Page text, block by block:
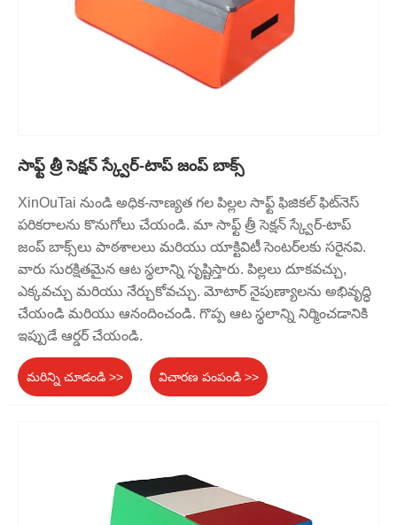
సాఫ్ట్ త్రీ సెక్షన్ స్క్వేర్-టాప్ జంప్ బాక్స్
XinOuTai నుండి అధిక-నాణ్యత గల పిల్లల సాఫ్ట్ ఫిజికల్ ఫిట్‌నెస్
పరికరాలను కొనుగోలు చేయండి. మా సాఫ్ట్ త్రీ సెక్షన్ స్క్వేర్-టాప్
జంప్ బాక్స్‌లు పాఠశాలలు మరియు యాక్టివిటీ సెంటర్‌లకు సరైనవి.
వారు సురక్షితమైన ఆట స్థలాన్ని సృష్టిస్తారు. పిల్లలు దూకవచ్చు,
ఎక్కవచ్చు మరియు నేర్చుకోవచ్చు. మోటార్ నైపుణ్యాలను అభివృద్ధి
చేయండి మరియు ఆనందించండి. గొప్ప ఆట స్థలాన్ని నిర్మించడానికి
ఇప్పుడే ఆర్డర్ చేయండి.
మరిన్ని చూడండి >> విచారణ పంపండి >>